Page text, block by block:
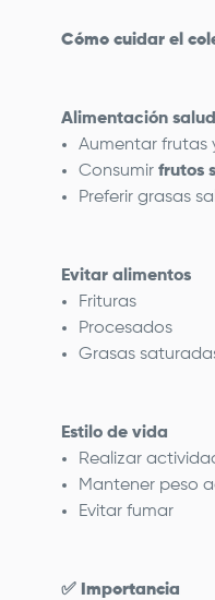
Cómo cuidar el
Alimentación
Aumentar frutas
Consumir frutos
Preferir grasas
Evitar alimentos
Frituras
Procesados
Grasas
Estilo de vida
Realizar
Mantener peso
Evitar fumar
✅ Importancia